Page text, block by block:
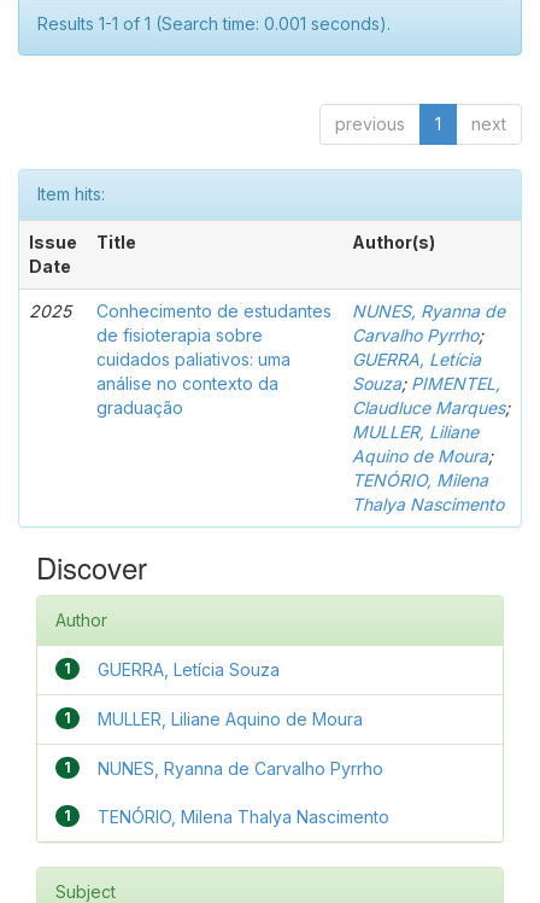
Results 1-1 of 1 (Search time: 0.001 seconds).
previous 1 next
Item hits:
Issue
Date
Title Author(s)
2025
Conhecimento de estudantes
de fisioterapia sobre
cuidados paliativos: uma
análise no contexto da
graduação
NUNES, Ryanna de
Carvalho Pyrrho;
GUERRA, Letícia
Souza; PIMENTEL,
Claudluce Marques;
MULLER, Liliane
Aquino de Moura;
TENÓRIO, Milena
Thalya Nascimento
Discover
Author
1 GUERRA, Letícia Souza
1 MULLER, Liliane Aquino de Moura
1 NUNES, Ryanna de Carvalho Pyrrho
1 TENÓRIO, Milena Thalya Nascimento
Subject